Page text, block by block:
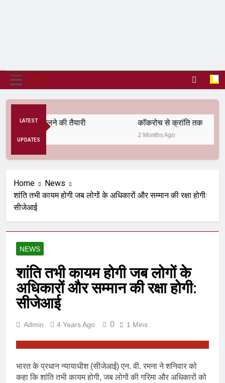
LATEST
UPDATES
बदलने की तैयारी कॉकरोच से क्रांति तक
2 Months Ago
Home
News
शांति तभी कायम होगी जब लोगों के अधिकारों और सम्मान की रक्षा होगी:
सीजेआई
NEWS
शांति तभी कायम होगी जब लोगों के
अधिकारों और सम्मान की रक्षा होगी:
सीजेआई
Admin 4 Years Ago 0 1 Mins
भारत के प्रधान न्यायाधीश (सीजेआई) एन. वी. रमना ने शनिवार को
कहा कि शांति तभी कायम होगी, जब लोगों की गरिमा और अधिकारों को